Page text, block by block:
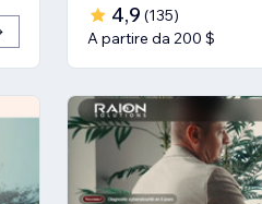
4,9 (135)
A partire da 200 $